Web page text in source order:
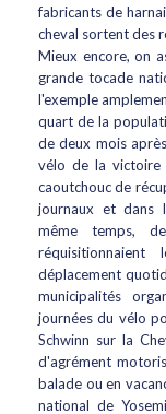
fabricants de
cheval sortent des
Mieux encore, on
grande tocade
l'exemple
quart de la
de deux mois
vélo de la victoire
caoutchouc de
journaux et dans
même temps,
déplacement
municipalités
journées du vélo
Schwinn sur la
d'agrément
balade ou en
national de